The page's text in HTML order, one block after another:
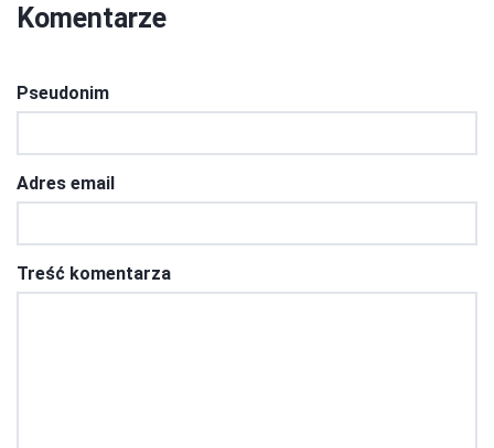
Komentarze
Pseudonim
Adres email
Treść komentarza